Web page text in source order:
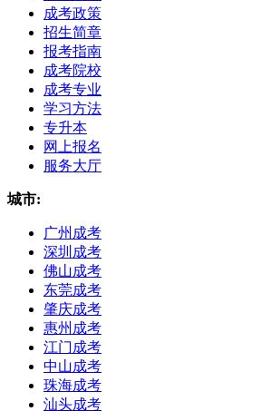
成考政策
招生简章
报考指南
成考院校
成考专业
学习方法
专升本
网上报名
服务大厅
城市:
广州成考
深圳成考
佛山成考
东莞成考
肇庆成考
惠州成考
江门成考
中山成考
珠海成考
汕头成考